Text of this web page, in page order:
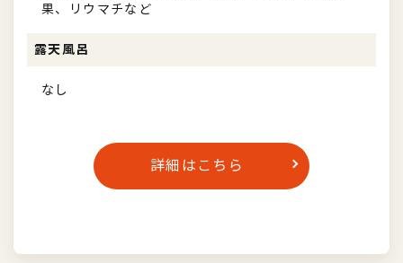
果、リウマチなど
露天風呂
なし
詳細はこちら